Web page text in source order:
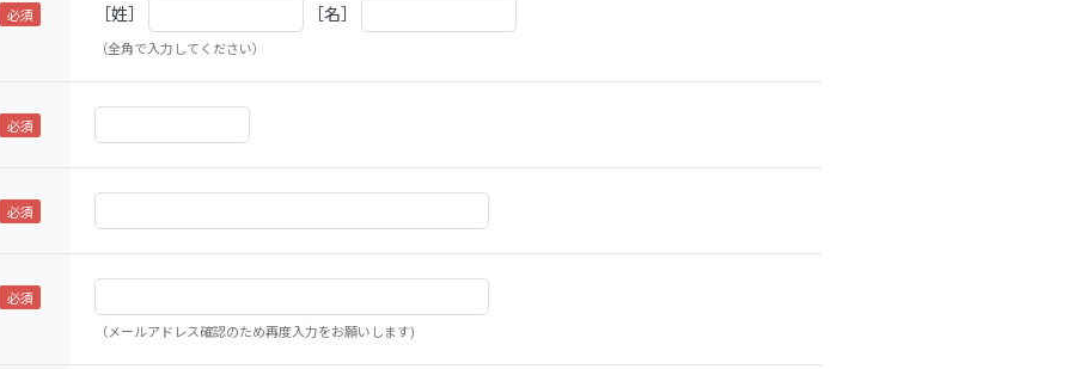
［姓］ ［名］
（全角で入力してください）
（メールアドレス確認のため再度入力をお願いします)